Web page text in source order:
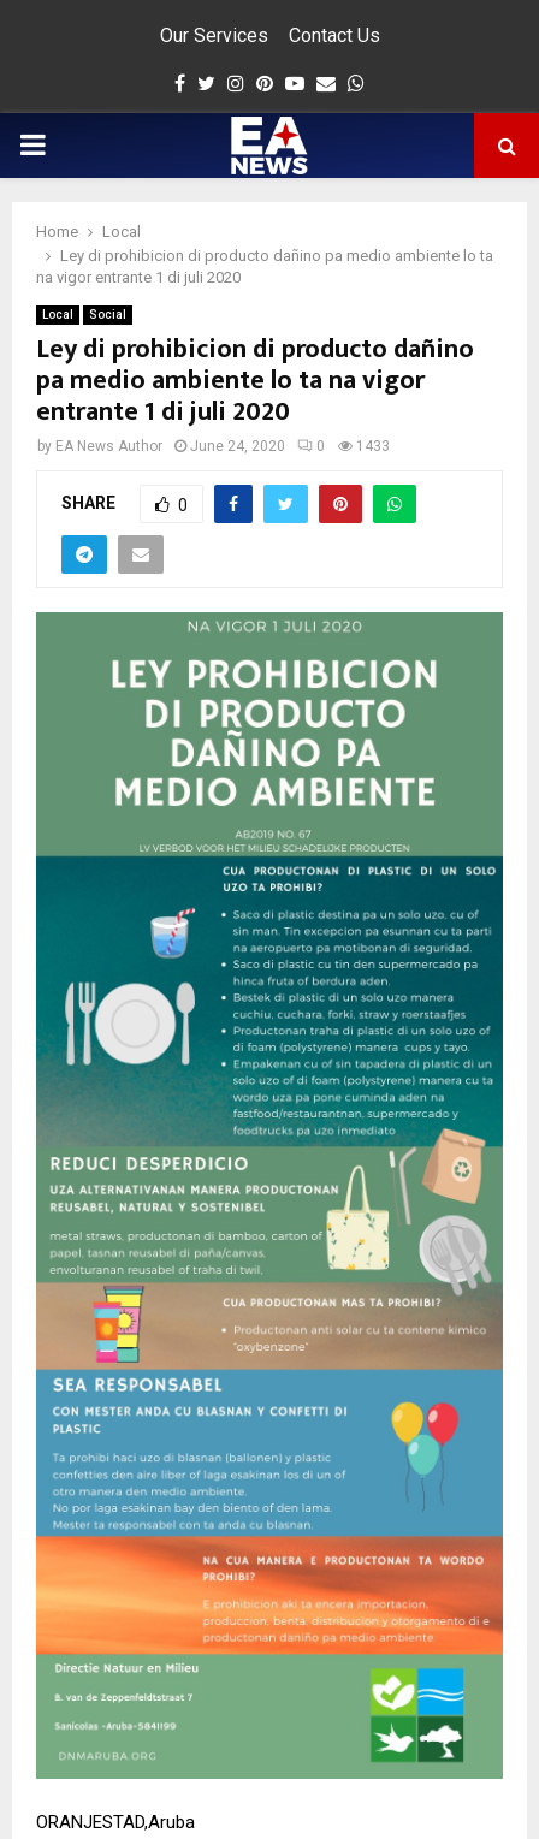
Our Services Contact Us
Facebook
Twitter
Instagram
Pinterest
Youtube
Email
PRIMARY
Home
Local
Ley di prohibicion di producto dañino pa medio ambiente lo ta
na vigor entrante 1 di juli 2020
Local Social
Ley di prohibicion di producto dañino
pa medio ambiente lo ta na vigor
entrante 1 di juli 2020
by EA News Author June 24, 2020 0 1433
SHARE 0
ORANJESTAD,Aruba